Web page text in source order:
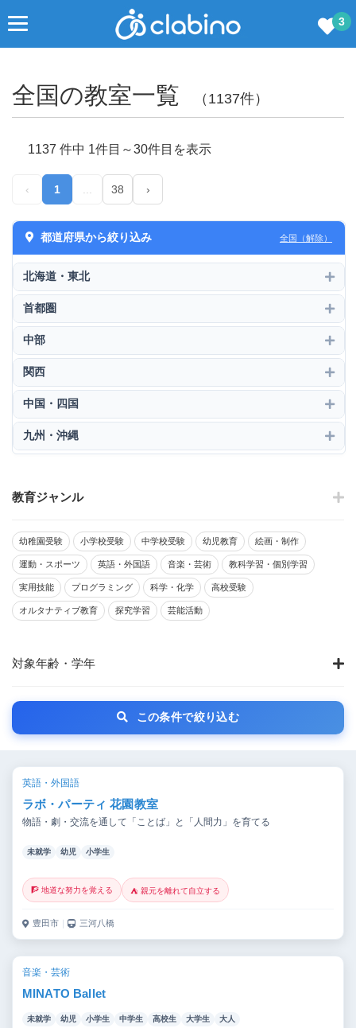
3
全国の教室一覧 （1137件）
1137 件中 1件目～30件目を表示
‹ 1 38 ›
都道府県から絞り込み 全国（解除）
北海道・東北
首都圏
中部
関西
中国・四国
九州・沖縄
教育ジャンル
幼稚園受験 小学校受験 中学校受験 幼児教育 絵画・制作
運動・スポーツ 英語・外国語 音楽・芸術 教科学習・個別学習
実用技能 プログラミング 科学・化学 高校受験
オルタナティブ教育 探究学習 芸能活動
対象年齢・学年
この条件で絞り込む
英語・外国語
ラボ・パーティ 花園教室
物語・劇・交流を通して「ことば」と「人間力」を育てる
未就学 幼児 小学生
🧗 地道な努力を覚える ⛺ 親元を離れて自立する
豊田市 ｜ 三河八橋
音楽・芸術
MINATO Ballet
未就学 幼児 小学生 中学生 高校生 大学生 大人